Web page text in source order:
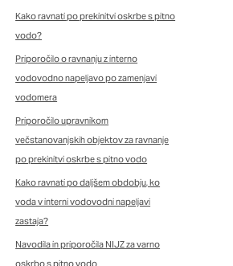
Kako ravnati po prekinitvi oskrbe s pitno
vodo?
Priporočilo o ravnanju z interno
vodovodno napeljavo po zamenjavi
vodomera
Priporočilo upravnikom
večstanovanjskih objektov za ravnanje
po prekinitvi oskrbe s pitno vodo
Kako ravnati po daljšem obdobju, ko
voda v interni vodovodni napeljavi
zastaja?
Navodila in priporočila NIJZ za varno
oskrbo s pitno vodo